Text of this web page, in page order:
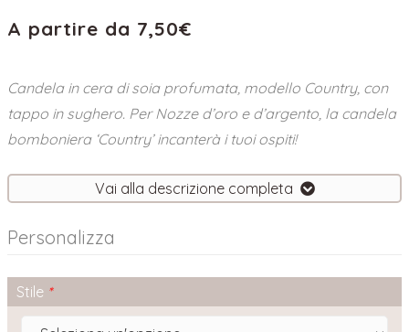
A partire da 7,50€
Candela in cera di soia profumata, modello Country, con
tappo in sughero. Per Nozze d’oro e d’argento, la candela
bomboniera ‘Country’ incanterà i tuoi ospiti!
Vai alla descrizione completa
Personalizza
Stile *